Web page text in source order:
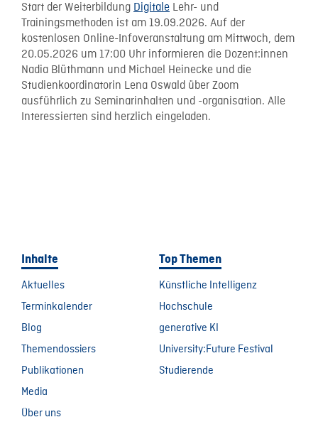
Start der Weiterbildung Digitale Lehr- und
Trainingsmethoden ist am 19.09.2026. Auf der
kostenlosen Online-Infoveranstaltung am Mittwoch, dem
20.05.2026 um 17:00 Uhr informieren die Dozent:innen
Nadia Blüthmann und Michael Heinecke und die
Studienkoordinatorin Lena Oswald über Zoom
ausführlich zu Seminarinhalten und -organisation. Alle
Interessierten sind herzlich eingeladen.
Inhalte
Aktuelles
Terminkalender
Blog
Themendossiers
Publikationen
Media
Über uns
Top Themen
Künstliche Intelligenz
Hochschule
generative KI
University:Future Festival
Studierende